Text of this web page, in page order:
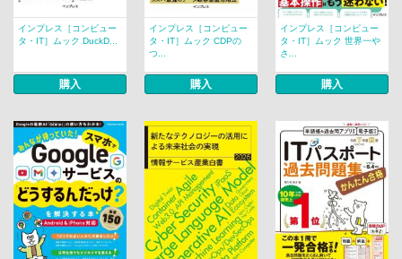
インプレス［コンピュー
タ・IT］ムック DuckD...
購入
インプレス［コンピュー
タ・IT］ムック CDPの
つ...
購入
インプレス［コンピュー
タ・IT］ムック 世界一や
さ...
購入